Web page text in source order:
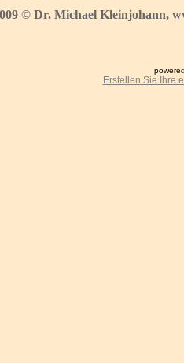
© Dr. Michael Kleinjohann,
Erstellen Sie Ihre